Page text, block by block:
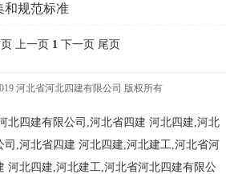
和规范标准
上一页 1 下一页 尾页
河北省河北四建有限公司 版权所有
北四建有限公司,河北省四建 河北四建,河北
司,河北省四建 河北四建,河北建工,河北省河
河北四建,河北建工,河北省河北四建有限公